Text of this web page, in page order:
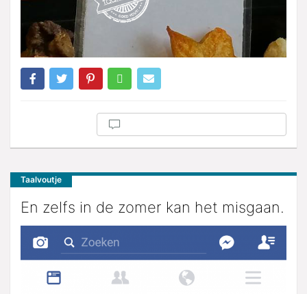
Taalvoutje
En zelfs in de zomer kan het misgaan.